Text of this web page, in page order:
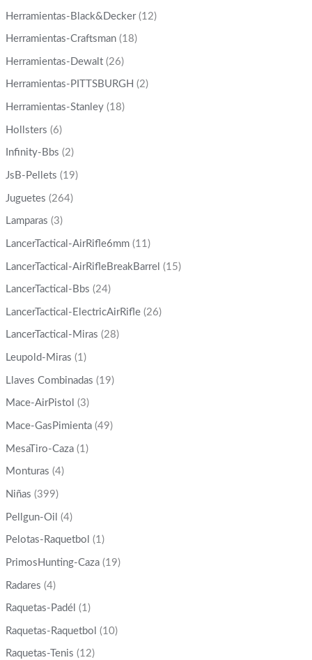
Herramientas-Black&Decker (12)
Herramientas-Craftsman (18)
Herramientas-Dewalt (26)
Herramientas-PITTSBURGH (2)
Herramientas-Stanley (18)
Hollsters (6)
Infinity-Bbs (2)
JsB-Pellets (19)
Juguetes (264)
Lamparas (3)
LancerTactical-AirRifle6mm (11)
LancerTactical-AirRifleBreakBarrel (15)
LancerTactical-Bbs (24)
LancerTactical-ElectricAirRifle (26)
LancerTactical-Miras (28)
Leupold-Miras (1)
Llaves Combinadas (19)
Mace-AirPistol (3)
Mace-GasPimienta (49)
MesaTiro-Caza (1)
Monturas (4)
Niñas (399)
Pellgun-Oil (4)
Pelotas-Raquetbol (1)
PrimosHunting-Caza (19)
Radares (4)
Raquetas-Padél (1)
Raquetas-Raquetbol (10)
Raquetas-Tenis (12)